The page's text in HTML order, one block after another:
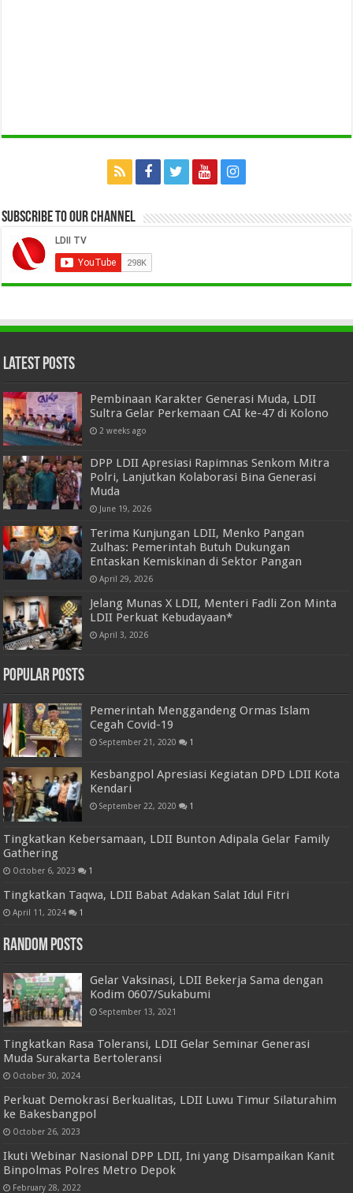
Subscribe to our Channel
Latest Posts
Pembinaan Karakter Generasi Muda, LDII
Sultra Gelar Perkemaan CAI ke-47 di Kolono
2 weeks ago
DPP LDII Apresiasi Rapimnas Senkom Mitra
Polri, Lanjutkan Kolaborasi Bina Generasi
Muda
June 19, 2026
Terima Kunjungan LDII, Menko Pangan
Zulhas: Pemerintah Butuh Dukungan
Entaskan Kemiskinan di Sektor Pangan
April 29, 2026
Jelang Munas X LDII, Menteri Fadli Zon Minta
LDII Perkuat Kebudayaan*
April 3, 2026
Popular Posts
Pemerintah Menggandeng Ormas Islam
Cegah Covid-19
September 21, 2020 1
Kesbangpol Apresiasi Kegiatan DPD LDII Kota
Kendari
September 22, 2020 1
Tingkatkan Kebersamaan, LDII Bunton Adipala Gelar Family
Gathering
October 6, 2023 1
Tingkatkan Taqwa, LDII Babat Adakan Salat Idul Fitri
April 11, 2024 1
Random Posts
Gelar Vaksinasi, LDII Bekerja Sama dengan
Kodim 0607/Sukabumi
September 13, 2021
Tingkatkan Rasa Toleransi, LDII Gelar Seminar Generasi
Muda Surakarta Bertoleransi
October 30, 2024
Perkuat Demokrasi Berkualitas, LDII Luwu Timur Silaturahim
ke Bakesbangpol
October 26, 2023
Ikuti Webinar Nasional DPP LDII, Ini yang Disampaikan Kanit
Binpolmas Polres Metro Depok
February 28, 2022